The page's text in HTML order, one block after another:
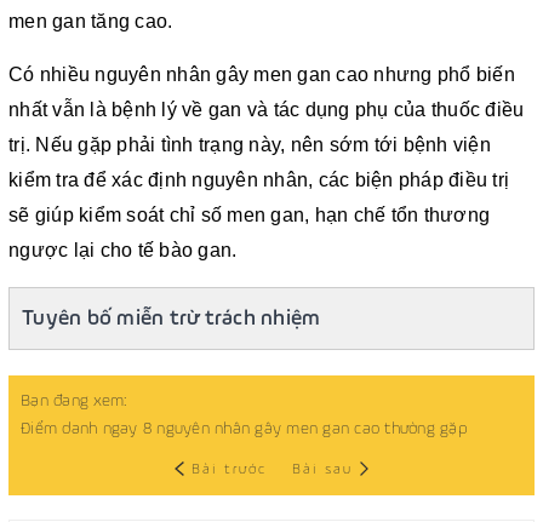
men gan tăng cao.
Có nhiều nguyên nhân gây men gan cao nhưng phổ biến
nhất vẫn là bệnh lý về gan và tác dụng phụ của thuốc điều
trị. Nếu gặp phải tình trạng này, nên sớm tới bệnh viện
kiểm tra để xác định nguyên nhân, các biện pháp điều trị
sẽ giúp kiểm soát chỉ số men gan, hạn chế tổn thương
ngược lại cho tế bào gan.
Tuyên bố miễn trừ trách nhiệm
Bạn đang xem:
Điểm danh ngay 8 nguyên nhân gây men gan cao thường gặp
Bài trước Bài sau